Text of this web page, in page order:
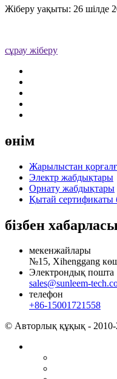
Жіберу уақыты: 26 шілде
сұрау жіберу
өнім
Жарылыстан
Электр жабдықтары
Орнату жабдықтары
Қытай сертификаты
бізбен
мекенжайлары
№15, Xihenggang
Электрондық пошта
sales@sunleem-
телефон
+86-15001721558
© Авторлық құқық - 2010-